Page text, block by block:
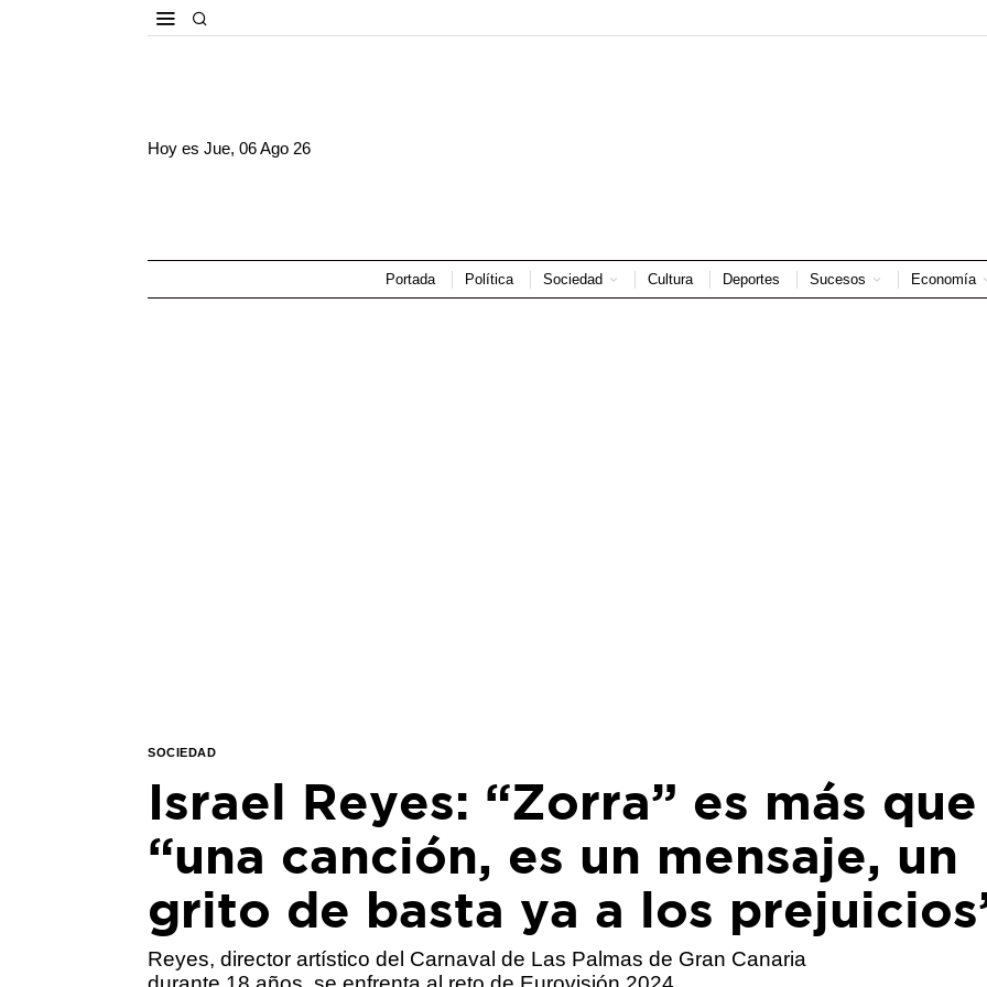
Hoy esJue, 06 Ago 26
Portada Política Sociedad Cultura Deportes Sucesos Economía
SOCIEDAD
Israel Reyes: “Zorra” es más que
“una canción, es un mensaje, un
grito de basta ya a los
Reyes, director artístico del Carnaval de Las Palmas de Gran Canaria